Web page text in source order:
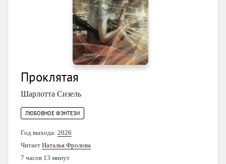
Проклятая
Шарлотта Сизель
ЛЮБОВНОЕ ФЭНТЕЗИ
Год выхода: 2026
Читает Наталья Фролова
7 часов 13 минут